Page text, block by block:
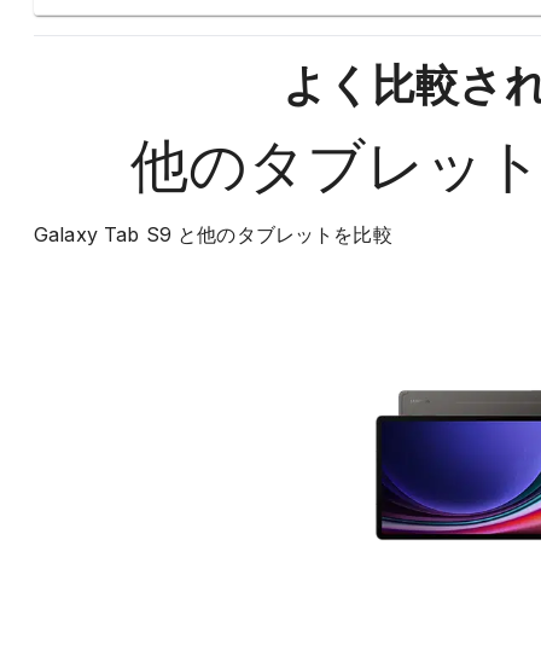
よく比較さ
他のタブレッ
Galaxy Tab S9 と他のタブレット を比較